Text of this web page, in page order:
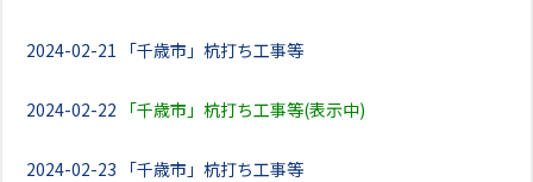
2024-02-21 「千歳市」杭打ち工事等
2024-02-22 「千歳市」杭打ち工事等(表示中)
2024-02-23 「千歳市」杭打ち工事等